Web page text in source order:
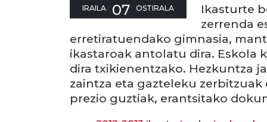
IRAILA 07 OSTIRALA
Ikasturte
zerrenda
erretiratuendako gimnasia,
ikastaroak antolatu dira. Eskola
dira txikienentzako. Hezkuntza
zaintza eta gazteleku zerbitzuak
prezio guztiak, erantsitako